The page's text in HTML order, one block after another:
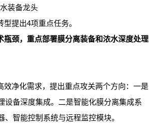
装备龙头
提出4项重点任务。
颈，重点部署膜分离装备和浓水深度处理
效净化需求，提出重点攻关两个方向：一是
备深度集成。二是智能化膜分离集成系
智能控制系统与远程监控模块。